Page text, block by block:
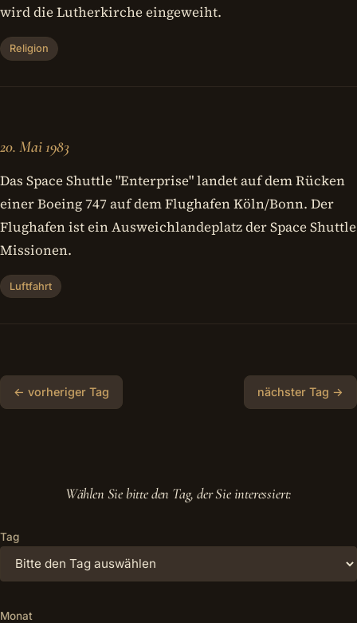
wird die Lutherkirche eingeweiht.
Religion
20. Mai 1983
Das Space Shuttle "Enterprise" landet auf dem Rücken
einer Boeing 747 auf dem Flughafen Köln/Bonn. Der
Flughafen ist ein Ausweichlandeplatz der Space Shuttle
Missionen.
Luftfahrt
← vorheriger Tag nächster Tag →
Wählen Sie bitte den Tag, der Sie interessiert:
Tag
Monat